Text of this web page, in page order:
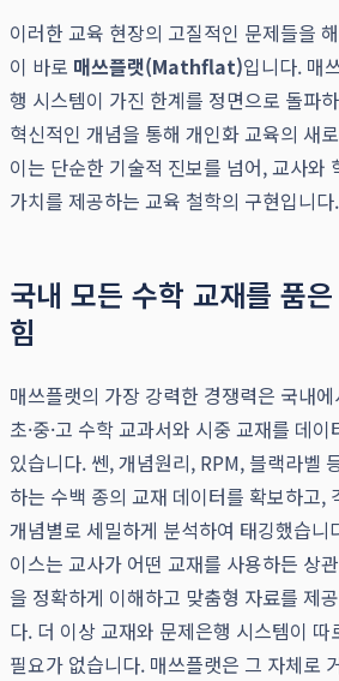
이러한 교육 현장의 고질적인 문제들을
이 바로 매쓰플랫(Mathflat)입니다. 매
행 시스템이 가진 한계를 정면으로 돌파
혁신적인 개념을 통해 개인화 교육의 새
이는 단순한 기술적 진보를 넘어, 교사와
가치를 제공하는 교육 철학의 구현입니다.
국내 모든 수학 교재를 품
힘
매쓰플랫의 가장 강력한 경쟁력은 국내
초·중·고 수학 교과서와 시중 교재를 데
있습니다. 쎈, 개념원리, RPM, 블랙라벨
하는 수백 종의 교재 데이터를 확보하고,
개념별로 세밀하게 분석하여 태깅했습니
이스는 교사가 어떤 교재를 사용하든 상
을 정확하게 이해하고 맞춤형 자료를 제
다. 더 이상 교재와 문제은행 시스템이
필요가 없습니다. 매쓰플랫은 그 자체로